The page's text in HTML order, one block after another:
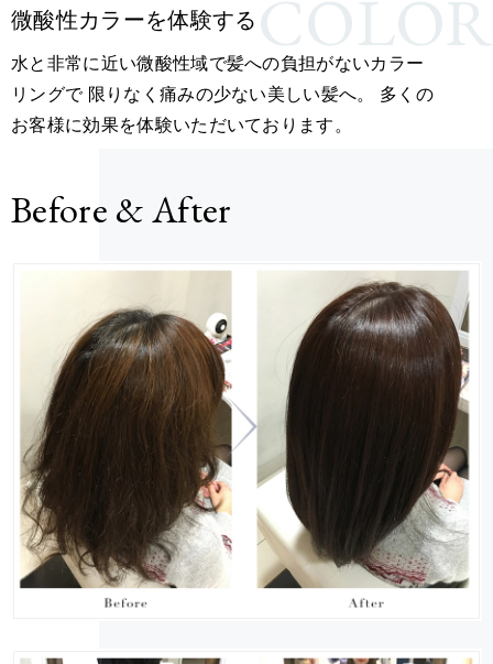
微酸性カラーを体験する
水と非常に近い微酸性域で髪への負担がないカラー
リングで 限りなく痛みの少ない美しい髪へ。 多くの
お客様に効果を体験いただいております。
Before & After